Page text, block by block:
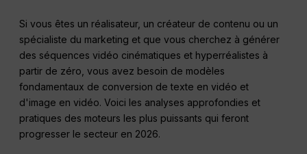
Si vous êtes un réalisateur, un créateur de contenu ou un
spécialiste du marketing et que vous cherchez à générer
des séquences vidéo cinématiques et hyperréalistes à
partir de zéro, vous avez besoin de modèles
fondamentaux de conversion de texte en vidéo et
d'image en vidéo. Voici les analyses approfondies et
pratiques des moteurs les plus puissants qui feront
progresser le secteur en 2026.